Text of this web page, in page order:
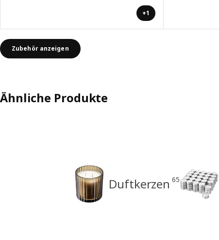
+1
Zubehör anzeigen
Ähnliche Produkte
Duftkerzen 65